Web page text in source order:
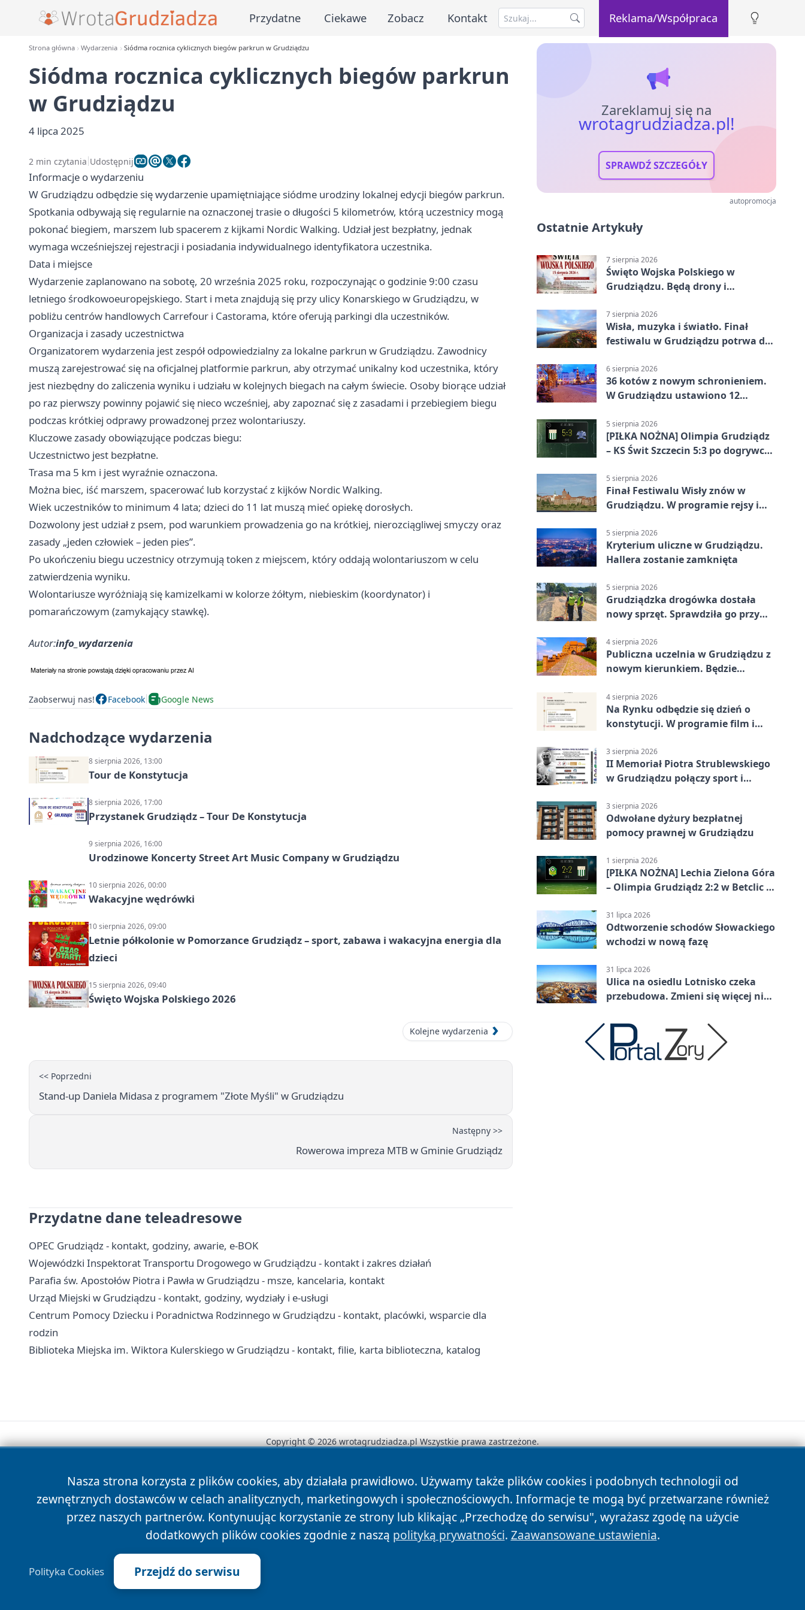
Przydatne Ciekawe Zobacz Kontakt Reklama/Współpraca
Strona główna Wydarzenia Siódma rocznica cyklicznych biegów parkrun w Grudziądzu
Siódma rocznica cyklicznych biegów parkrun
w Grudziądzu
4 lipca 2025
2 min czytania Udostępnij
Informacje o wydarzeniu
W Grudziądzu odbędzie się wydarzenie upamiętniające siódme urodziny lokalnej edycji biegów parkrun.
Spotkania odbywają się regularnie na oznaczonej trasie o długości 5 kilometrów, którą uczestnicy mogą
pokonać biegiem, marszem lub spacerem z kijkami Nordic Walking. Udział jest bezpłatny, jednak
wymaga wcześniejszej rejestracji i posiadania indywidualnego identyfikatora uczestnika.
Data i miejsce
Wydarzenie zaplanowano na sobotę, 20 września 2025 roku, rozpoczynając o godzinie 9:00 czasu
letniego środkowoeuropejskiego. Start i meta znajdują się przy ulicy Konarskiego w Grudziądzu, w
pobliżu centrów handlowych Carrefour i Castorama, które oferują parkingi dla uczestników.
Organizacja i zasady uczestnictwa
Organizatorem wydarzenia jest zespół odpowiedzialny za lokalne parkrun w Grudziądzu. Zawodnicy
muszą zarejestrować się na oficjalnej platformie parkrun, aby otrzymać unikalny kod uczestnika, który
jest niezbędny do zaliczenia wyniku i udziału w kolejnych biegach na całym świecie. Osoby biorące udział
po raz pierwszy powinny pojawić się nieco wcześniej, aby zapoznać się z zasadami i przebiegiem biegu
podczas krótkiej odprawy prowadzonej przez wolontariuszy.
Kluczowe zasady obowiązujące podczas biegu:
Uczestnictwo jest bezpłatne.
Trasa ma 5 km i jest wyraźnie oznaczona.
Można biec, iść marszem, spacerować lub korzystać z kijków Nordic Walking.
Wiek uczestników to minimum 4 lata; dzieci do 11 lat muszą mieć opiekę dorosłych.
Dozwolony jest udział z psem, pod warunkiem prowadzenia go na krótkiej, nierozciągliwej smyczy oraz
zasady „jeden człowiek – jeden pies”.
Po ukończeniu biegu uczestnicy otrzymują token z miejscem, który oddają wolontariuszom w celu
zatwierdzenia wyniku.
Wolontariusze wyróżniają się kamizelkami w kolorze żółtym, niebieskim (koordynator) i
pomarańczowym (zamykający stawkę).
Autor:info_wydarzenia
Zaobserwuj nas! Facebook Google News
Nadchodzące wydarzenia
8 sierpnia 2026, 13:00
Tour de Konstytucja
8 sierpnia 2026, 17:00
Przystanek Grudziądz – Tour De Konstytucja
9 sierpnia 2026, 16:00
Urodzinowe Koncerty Street Art Music Company w Grudziądzu
10 sierpnia 2026, 00:00
Wakacyjne wędrówki
10 sierpnia 2026, 09:00
Letnie półkolonie w Pomorzance Grudziądz – sport, zabawa i wakacyjna energia dla
dzieci
15 sierpnia 2026, 09:40
Święto Wojska Polskiego 2026
Kolejne wydarzenia
<< Poprzedni
Stand-up Daniela Midasa z programem "Złote Myśli" w Grudziądzu
Następny >>
Rowerowa impreza MTB w Gminie Grudziądz
Przydatne dane teleadresowe
OPEC Grudziądz - kontakt, godziny, awarie, e-BOK
Wojewódzki Inspektorat Transportu Drogowego w Grudziądzu - kontakt i zakres działań
Parafia św. Apostołów Piotra i Pawła w Grudziądzu - msze, kancelaria, kontakt
Urząd Miejski w Grudziądzu - kontakt, godziny, wydziały i e-usługi
Centrum Pomocy Dziecku i Poradnictwa Rodzinnego w Grudziądzu - kontakt, placówki, wsparcie dla
rodzin
Biblioteka Miejska im. Wiktora Kulerskiego w Grudziądzu - kontakt, filie, karta biblioteczna, katalog
Zareklamuj się na
wrotagrudziadza.pl!
SPRAWDŹ SZCZEGÓŁY
autopromocja
Ostatnie Artykuły
7 sierpnia 2026
Święto Wojska Polskiego w
Grudziądzu. Będą drony i
7 sierpnia 2026
Wisła, muzyka i światło. Finał
festiwalu w Grudziądzu potrwa do
6 sierpnia 2026
36 kotów z nowym schronieniem.
W Grudziądzu ustawiono 12
5 sierpnia 2026
[PIŁKA NOŻNA] Olimpia Grudziądz
– KS Świt Szczecin 5:3 po dogrywce
odwrócili losy meczu
5 sierpnia 2026
Finał Festiwalu Wisły znów w
Grudziądzu. W programie rejsy i
5 sierpnia 2026
Kryterium uliczne w Grudziądzu.
Hallera zostanie zamknięta
5 sierpnia 2026
Grudziądzka drogówka dostała
nowy sprzęt. Sprawdziła go przy
4 sierpnia 2026
Publiczna uczelnia w Grudziądzu z
nowym kierunkiem. Będzie
4 sierpnia 2026
Na Rynku odbędzie się dzień o
konstytucji. W programie film i
3 sierpnia 2026
II Memoriał Piotra Strublewskiego
w Grudziądzu połączy sport i
3 sierpnia 2026
Odwołane dyżury bezpłatnej
pomocy prawnej w Grudziądzu
1 sierpnia 2026
[PIŁKA NOŻNA] Lechia Zielona Góra
– Olimpia Grudziądz 2:2 w Betclic 2.
końcówce
31 lipca 2026
Odtworzenie schodów Słowackiego
wchodzi w nową fazę
31 lipca 2026
Ulica na osiedlu Lotnisko czeka
przebudowa. Zmieni się więcej niż
Nasza strona korzysta z plików cookies, aby działała prawidłowo. Używamy także plików cookies i podobnych technologii od
zewnętrznych dostawców w celach analitycznych, marketingowych i społecznościowych. Informacje te mogą być przetwarzane również
przez naszych partnerów. Kontynuując korzystanie ze strony lub klikając „Przechodzę do serwisu", wyrażasz zgodę na użycie
dodatkowych plików cookies zgodnie z naszą polityką prywatności. Zaawansowane ustawienia.
Polityka Cookies Przejdź do serwisu
Copyright © 2026 wrotagrudziadza.pl Wszystkie prawa zastrzeżone.
News Autorzy Polityka Prywatności Polityka Cookies